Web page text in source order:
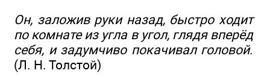
Он, заложив руки назад, быстро ходит
по комнате из угла в угол, глядя вперёд
себя, и задумчиво покачивал головой.
(Л. Н. Толстой)